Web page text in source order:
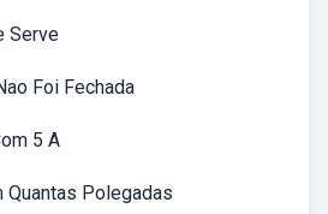
Serve
Foi Fechada
5 A
Quantas Polegadas